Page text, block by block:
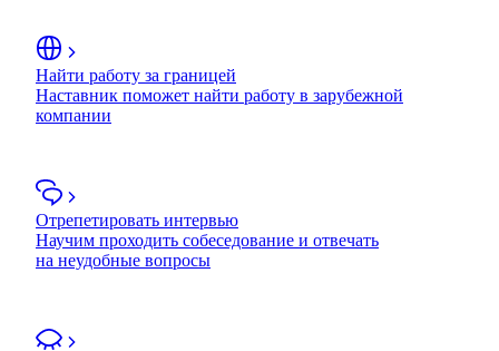
Найти работу за границей
Наставник поможет найти работу в зарубежной
компании
Отрепетировать интервью
Научим проходить собеседование и отвечать
на неудобные вопросы